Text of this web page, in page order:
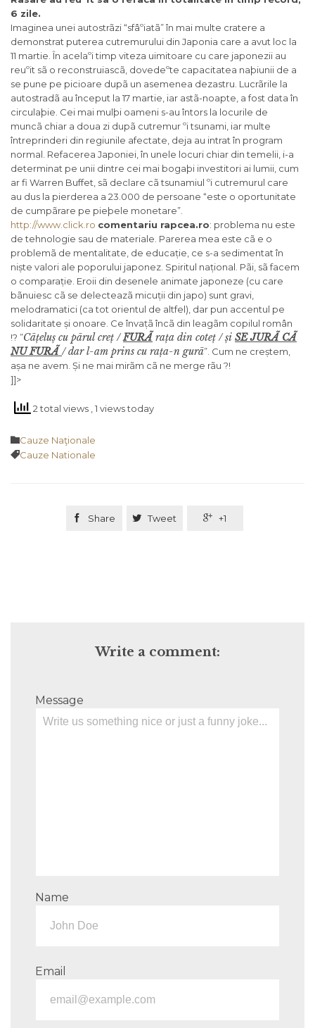
6 zile.
Imaginea unei autostrãzi “sfâºiatã” în mai multe cratere a
demonstrat puterea cutremurului din Japonia care a avut loc la
11 martie. În acelaºi timp viteza uimitoare cu care japonezii au
reuºit sã o reconstruiascã, dovedeºte capacitatea naþiunii de a
se pune pe picioare dupã un asemenea dezastru. Lucrãrile la
autostradã au început la 17 martie, iar astã-noapte, a fost data în
circulaþie. Cei mai mulþi oameni s-au întors la locurile de
muncã chiar a doua zi dupã cutremur ºi tsunami, iar multe
întreprinderi din regiunile afectate, deja au intrat în program
normal. Refacerea Japoniei, în unele locuri chiar din temelii, i-a
determinat pe unii dintre cei mai bogaþi investitori ai lumii, cum
ar fi Warren Buffet, sã declare cã tsunamiul ºi cutremurul care
au dus la pierderea a 23.000 de persoane “este o oportunitate
de cumpãrare pe pieþele monetare”.
http://www.click.ro comentariu rapcea.ro: problema nu este
de tehnologie sau de materiale. Parerea mea este cã e o
problemã de mentalitate, de educație, ce s-a sedimentat în
niște valori ale poporului japonez. Spiritul național. Pãi, sã facem
o comparație. Eroii din desenele animate japoneze (cu care
bãnuiesc cã se delecteazã micuții din japo) sunt gravi,
melodramatici (ca tot orientul de altfel), dar pun accentul pe
solidaritate și onoare. Ce învațã încã din leagãm copilul român
!? ”Cãțeluș cu pãrul creț /FURÃ rața din coteț / și SE JURÃ CÃ
NU FURÃ/ dar l-am prins cu rața-n gurã”. Cum ne creștem,
așa ne avem. Și ne mai mirãm cã ne merge rãu ?!
]]>
2 total views , 1 views today
Category
Cauze Naţionale
Tags
Cauze Nationale
 Share  Tweet  +1
Write a comment:
Message
Name
Email